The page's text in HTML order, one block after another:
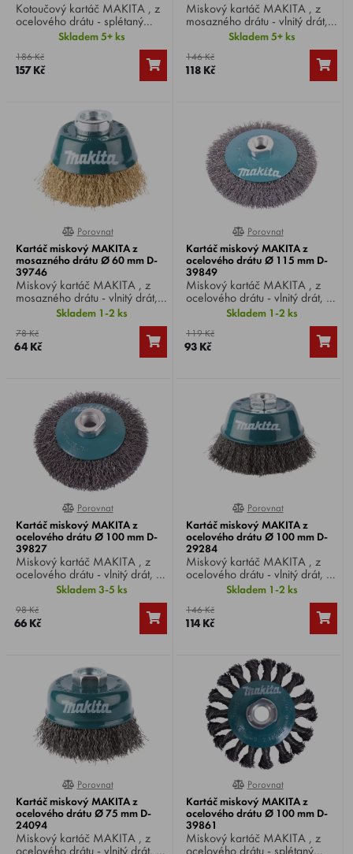
Kotoučový kartáč MAKITA , z
ocelového drátu - splétaný
drát, Ø drátu 0,5 mm, Ø
kartáče 125 mm, upnutí M14,
vhodný pro úhlové brusky Ø
125 - 230 mm.
Skladem 5+ ks
186 Kč
157 Kč
Miskový kartáč MAKITA , z
mosazného drátu - vlnitý drát,
Ø drátu 0,3 mm, Ø kartáče
100 mm, upnutí M14, vhodný
pro úhlové brusky Ø 180 /
230 mm.
Skladem 5+ ks
146 Kč
118 Kč
0%
Porovnat
Kartáč miskový MAKITA z
mosazného drátu Ø 60 mm D-
39746
Miskový kartáč MAKITA , z
mosazného drátu - vlnitý drát,
Ø drátu 0,3 mm, Ø kartáče 60
mm, upnutí M14, vhodný pro
úhlové brusky Ø 125 / 150
mm.
Skladem 1-2 ks
78 Kč
64 Kč
0%
Porovnat
Kartáč miskový MAKITA z
ocelového drátu Ø 115 mm D-
39849
Miskový kartáč MAKITA , z
ocelového drátu - vlnitý drát, Ø
drátu 0,3 mm, Ø kartáče 115
mm, upnutí M14, vhodný pro
úhlové brusky Ø 180 / 230
mm.
Skladem 1-2 ks
119 Kč
93 Kč
0%
Porovnat
Kartáč miskový MAKITA z
ocelového drátu Ø 100 mm D-
39827
Miskový kartáč MAKITA , z
ocelového drátu - vlnitý drát, Ø
drátu 0,3 mm, Ø kartáče 100
mm, upnutí M14, vhodný pro
úhlové brusky Ø 180 / 230
mm.
Skladem 3-5 ks
98 Kč
66 Kč
0%
Porovnat
Kartáč miskový MAKITA z
ocelového drátu Ø 100 mm D-
29284
Miskový kartáč MAKITA , z
ocelového drátu - vlnitý drát, Ø
drátu 0,3 mm, Ø kartáče 100
mm, upnutí M14, vhodný pro
úhlové brusky Ø 180 / 230
mm.
Skladem 1-2 ks
146 Kč
114 Kč
0%
Porovnat
Kartáč miskový MAKITA z
ocelového drátu Ø 75 mm D-
24094
Miskový kartáč MAKITA , z
ocelového drátu - vlnitý drát, Ø
0%
Porovnat
Kartáč miskový MAKITA z
ocelového drátu Ø 100 mm D-
39861
Miskový kartáč MAKITA , z
ocelového drátu - splétaný